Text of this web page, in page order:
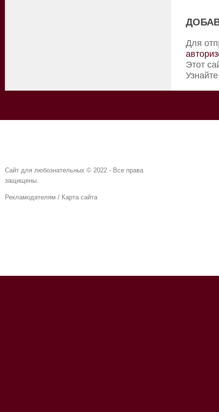
Для
Этот
Сайт для любознательных © 2022 - Все права
защищены.
Рекламодателям / Карта сайта